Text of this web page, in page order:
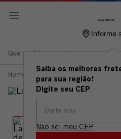
Informe
Saiba os melhores
para sua região!
Digite seu CEP
Não sei meu CEP
Serrar